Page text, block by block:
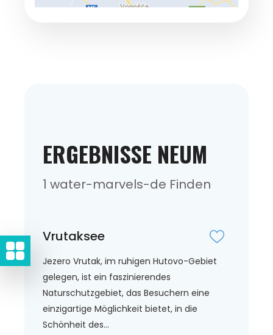
ERGEBNISSE NEUM
1 water-marvels-de Finden
Vrutaksee
Jezero Vrutak, im ruhigen Hutovo-Gebiet
gelegen, ist ein faszinierendes
Naturschutzgebiet, das Besuchern eine
einzigartige Möglichkeit bietet, in die
Schönheit des...